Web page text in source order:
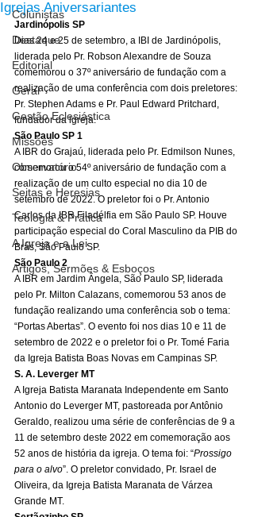
Colunistas
Destaque
Editorial
Geral
Gestão Eclesiástica
Missões
Observatório
Seitas e Heresias
Teologia & Prática
A Igreja e a Lei
Artigos, Sermões & Esboços
Igrejas Aniversariantes
Jardinópolis SP
Dias 24 e 25 de setembro, a IBI de Jardinópolis,
liderada pelo Pr. Robson Alexandre de Souza
comemorou o 37º aniversário de fundação com a
realização de uma conferência com dois preletores:
Pr. Stephen Adams e Pr. Paul Edward Pritchard,
fundador da igreja.
São Paulo SP 1
A IBR do Grajaú, liderada pelo Pr. Edmilson Nunes,
comemorou o 54º aniversário de fundação com a
realização de um culto especial no dia 10 de
setembro de 2022. O preletor foi o Pr. Antonio
Carlos da IBR Filadélfia em São Paulo SP. Houve
participação especial do Coral Masculino da PIB do
Brás, São Paulo SP.
São Paulo 2
A IBR em Jardim Ângela, São Paulo SP, liderada
pelo Pr. Milton Calazans, comemorou 53 anos de
fundação realizando uma conferência sob o tema:
“Portas Abertas”. O evento foi nos dias 10 e 11 de
setembro de 2022 e o preletor foi o Pr. Tomé Faria
da Igreja Batista Boas Novas em Campinas SP.
S. A. Leverger MT
A Igreja Batista Maranata Independente em Santo
Antonio do Leverger MT, pastoreada por Antônio
Geraldo, realizou uma série de conferências de 9 a
11 de setembro deste 2022 em comemoração aos
52 anos de história da igreja. O tema foi: “Prossigo
para o alvo”. O preletor convidado, Pr. Israel de
Oliveira, da Igreja Batista Maranata de Várzea
Grande MT.